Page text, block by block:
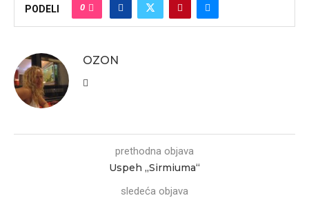
PODELI 0
OZON
prethodna objava
Uspeh „Sirmiuma“
sledeća objava